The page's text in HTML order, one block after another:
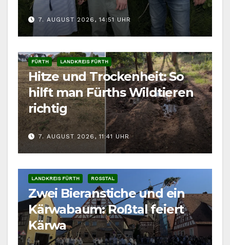
7. AUGUST 2026, 14:51 UHR
FÜRTH LANDKREIS FÜRTH
Hitze und Trockenheit: So
hilft man Fürths Wildtieren
richtig
7. AUGUST 2026, 11:41 UHR
LANDKREIS FÜRTH ROSSTAL
Zwei Bieranstiche und ein
Kärwabaum: Roßtal feiert
Kärwa